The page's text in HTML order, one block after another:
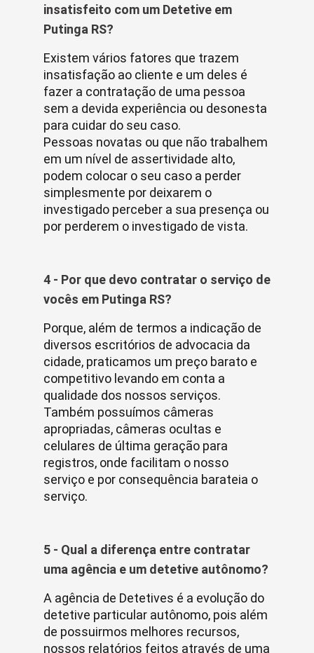
insatisfeito com um Detetive em
Putinga RS?
Existem vários fatores que trazem
insatisfação ao cliente e um deles é
fazer a contratação de uma pessoa
sem a devida experiência ou desonesta
para cuidar do seu caso.
Pessoas novatas ou que não trabalhem
em um nível de assertividade alto,
podem colocar o seu caso a perder
simplesmente por deixarem o
investigado perceber a sua presença ou
por perderem o investigado de vista.
4 - Por que devo contratar o serviço de
vocês em Putinga RS?
Porque, além de termos a indicação de
diversos escritórios de advocacia da
cidade, praticamos um preço barato e
competitivo levando em conta a
qualidade dos nossos serviços.
Também possuímos câmeras
apropriadas, câmeras ocultas e
celulares de última geração para
registros, onde facilitam o nosso
serviço e por consequência barateia o
serviço.
5 - Qual a diferença entre contratar
uma agência e um detetive autônomo?
A agência de Detetives é a evolução do
detetive particular autônomo, pois além
de possuirmos melhores recursos,
nossos relatórios feitos através de uma